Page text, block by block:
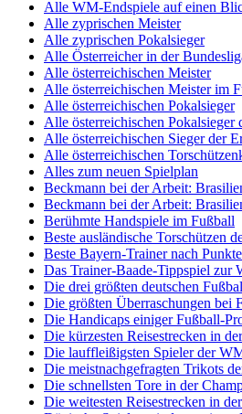
Alle WM-Endspiele auf einen
Alle zyprischen Meister
Alle zyprischen Pokalsieger
Alle Österreicher in der
Alle österreichischen Meister
Alle österreichischen Meister im
Alle österreichischen Pokalsieger
Alle österreichischen Pokalsieger
Alle österreichischen Sieger der
Alle österreichischen
Alles zum neuen Spielplan
Beckmann bei der Arbeit:
Beckmann bei der Arbeit:
Berühmte Handspiele im Fußball
Beste ausländische Torschützen
Beste Bayern-Trainer nach
Das Trainer-Baade-Tippspiel zur
Die drei größten deutschen
Die größten Überraschungen bei
Die Handicaps einiger Fußball-
Die kürzesten Reisestrecken in
Die lauffleißigsten Spieler der
Die meistnachgefragten Trikots
Die schnellsten Tore in der
Die weitesten Reisestrecken in